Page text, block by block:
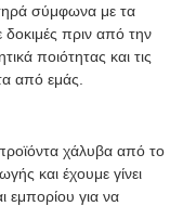
σύμφωνα με τα
δοκιμές πριν από την
ποιότητας και τις
από εμάς.
χάλυβα από το
και έχουμε γίνει
εμπορίου για να